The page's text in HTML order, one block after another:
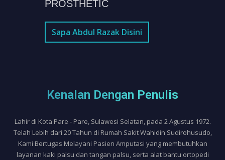
PROSTHETIC
Sapa Abdul Razak Disini
Kenalan Dengan Penulis
Lahir di Kota Pare - Pare, Sulawesi Selatan, pada 2 Agustus 1972.
Telah Lebih dari 20 Tahun di Rumah Sakit Wahidin Sudirohusudo,
Kami Bertugas Melayani Pasien Amputasi yang membutuhkan
layanan kaki palsu dan tangan palsu, serta alat bantu ortopedi